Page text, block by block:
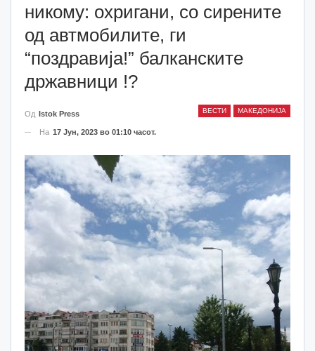
никому: охригани, со сирените
од автмобилите, ги
“поздравија!” балканските
државници !?
ВЕСТИ МАКЕДОНИЈА
Од Istok Press
На 17 Јун, 2023 во 01:10 часот.